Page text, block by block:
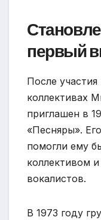
первый
После
коллективах
приглашен в
«Песняры».
помогли ему
коллективом
вокалистов.
В 1973 году